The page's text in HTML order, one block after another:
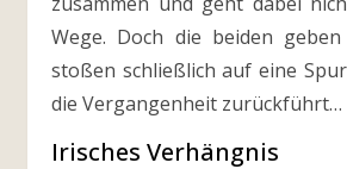
Wege. Doch die beiden
stoßen schließlich auf eine
die Vergangenheit zurückführt…
Irisches Verhängnis